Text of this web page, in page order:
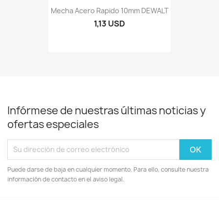
Mecha Acero Rapido 10mm DEWALT
1,13 USD
Infórmese de nuestras últimas noticias y
ofertas especiales
Puede darse de baja en cualquier momento. Para ello, consulte nuestra
información de contacto en el aviso legal.